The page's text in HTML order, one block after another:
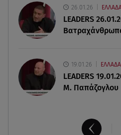
08.08.26 , 13:06
MG Motor Greece:
Flying Week 2026
26.01.26
LEADERS
19.01.26 ΕΛΛΑΔΑ
LEADERS
Μ. Παπάζογλου